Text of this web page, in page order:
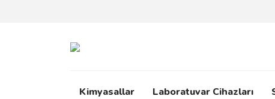
Kimyasallar Laboratuvar Cihazları